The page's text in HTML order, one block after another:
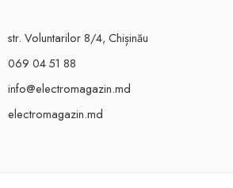
str. Voluntarilor 8/4, Chișinău
069 04 51 88
info@electromagazin.md
electromagazin.md